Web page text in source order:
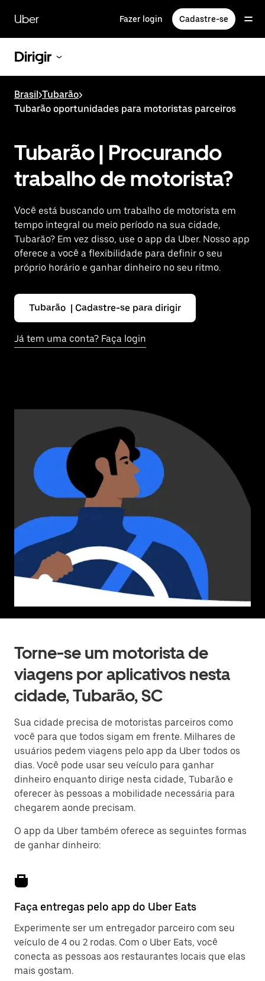
para
conteúdo
Uber Fazer login Cadastre-se
Dirigir
Brasil>Tubarão>
Tubarão oportunidades para motoristas parceiros
Tubarão | Procurando
trabalho de motorista?
Você está buscando um trabalho de motorista em
tempo integral ou meio período na sua cidade,
Tubarão? Em vez disso, use o app da Uber. Nosso app
oferece a você a flexibilidade para definir o seu
próprio horário e ganhar dinheiro no seu ritmo.
Tubarão | Cadastre-se para dirigir
Já tem uma conta? Faça login
Torne-se um motorista de
viagens por aplicativos nesta
cidade, Tubarão, SC
Sua cidade precisa de motoristas parceiros como
você para que todos sigam em frente. Milhares de
usuários pedem viagens pelo app da Uber todos os
dias. Você pode usar seu veículo para ganhar
dinheiro enquanto dirige nesta cidade, Tubarão e
oferecer às pessoas a mobilidade necessária para
chegarem aonde precisam.
O app da Uber também oferece as seguintes formas
de ganhar dinheiro:
Faça entregas pelo app do Uber Eats
Experimente ser um entregador parceiro com seu
veículo de 4 ou 2 rodas. Com o Uber Eats, você
conecta as pessoas aos restaurantes locais que elas
mais gostam.